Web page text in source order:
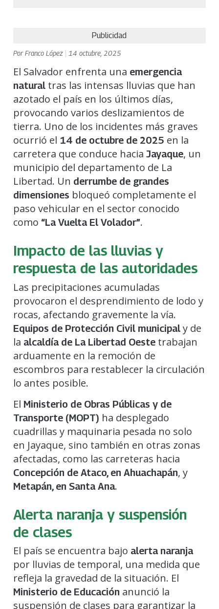
Publicidad
PorFranco López 14 octubre, 2025
El Salvador enfrenta una emergencia
naturaltras las intensas lluvias que han
azotado el país en los últimos días,
provocando varios deslizamientos de
tierra. Uno de los incidentes más graves
ocurrió el 14 de octubre de 2025 en la
carretera que conduce hacia Jayaque, un
municipio del departamento de La
Libertad. Un derrumbe de grandes
dimensiones bloqueó completamente el
paso vehicular en el sector conocido
como “La Vuelta El Volador”.
Impacto de las lluvias y
respuesta de las autoridades
Las precipitaciones acumuladas
provocaron el desprendimiento de lodo y
rocas, afectando gravemente la vía.
Equipos de Protección Civil municipaly de
la alcaldía de La Libertad Oestetrabajan
arduamente en la remoción de
escombros para restablecer la circulación
lo antes posible.
El Ministerio de Obras Públicas y de
Transporte (MOPT) ha desplegado
cuadrillas y maquinaria pesada no solo
en Jayaque, sino también en otras zonas
afectadas, como las carreteras hacia
Concepción de Ataco, en Ahuachapán, y
Metapán, en Santa Ana.
Alerta naranja y suspensión
de clases
El país se encuentra bajo alerta naranja
por lluvias de temporal, una medida que
refleja la gravedad de la situación. El
Ministerio de Educación anunció la
suspensión de clases para garantizar la